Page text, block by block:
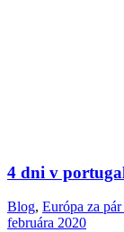
4 dni v
Blog, Európa za
februára 2020